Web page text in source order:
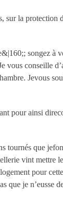
sur la
songez à
vous conseille
Jevous
pour ainsi
tournés que
vint mettre
pour
que je n’eusse